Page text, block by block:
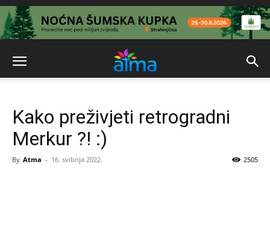
Kako preživjeti retrogradni
Merkur ?! :)
By Atma - 16. svibnja 2022. 2505